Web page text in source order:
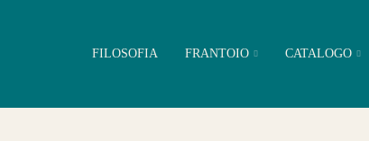
FILOSOFIA FRANTOIO CATALOGO